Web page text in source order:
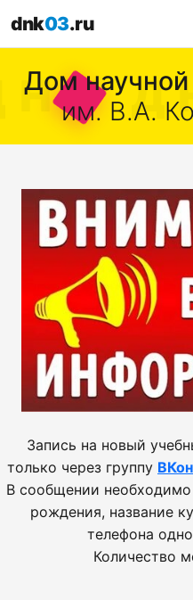
dnk03.ru
Дом
им. В.А.
Запись на новый
только через группу
В сообщении
рождения, название
телефона
Количество